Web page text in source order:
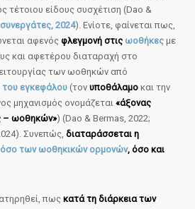
τέτοιου είδους συσχέτιση (Dao &
2024). Ενίοτε, φαίνεται πως,
αφενόςφλεγμονή στις ωοθήκες με
και αφετέρου διαταραχή στο
των ωοθηκών από
του εγκεφάλου (τονυποθάλαμο και την
μηχανισμός ονομάζεται«άξονας
– ωοθηκών») (Dao & Bermas, 2022;
Συνεπώς, διαταράσσεται η
των ωοθηκικών ορμονών, όσο και
πωςκατά τη διάρκεια των